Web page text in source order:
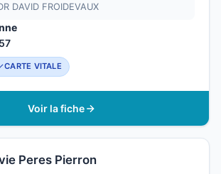
DAVID FROIDEVAUX
CARTE VITALE
Voir la fiche
Peres Pierron